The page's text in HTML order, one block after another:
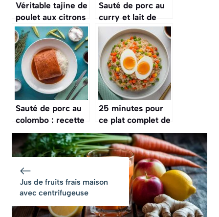
Véritable tajine de
poulet aux citrons
confits et olives
Sauté de porc au
curry et lait de
coco : recette
savoureuse
Sauté de porc au
colombo : recette
exotique inratable
25 minutes pour
ce plat complet de
riz sauté au poulet
et aux légumes,
meilleur qu’au
restaurant
Jus de fruits frais maison
avec centrifugeuse